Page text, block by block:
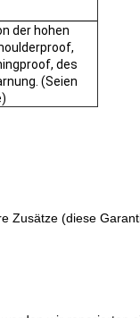
der hohen
des
(Seien
Zusätze (diese